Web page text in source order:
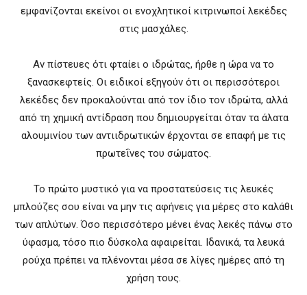
εμφανίζονται εκείνοι οι ενοχλητικοί κιτρινωποί λεκέδες
στις μασχάλες.
Αν πίστευες ότι φταίει ο ιδρώτας, ήρθε η ώρα να το
ξανασκεφτείς. Οι ειδικοί εξηγούν ότι οι περισσότεροι
λεκέδες δεν προκαλούνται από τον ίδιο τον ιδρώτα, αλλά
από τη χημική αντίδραση που δημιουργείται όταν τα άλατα
αλουμινίου των αντιιδρωτικών έρχονται σε επαφή με τις
πρωτεΐνες του σώματος.
Το πρώτο μυστικό για να προστατεύσεις τις λευκές
μπλούζες σου είναι να μην τις αφήνεις για μέρες στο καλάθι
των απλύτων. Όσο περισσότερο μένει ένας λεκές πάνω στο
ύφασμα, τόσο πιο δύσκολα αφαιρείται. Ιδανικά, τα λευκά
ρούχα πρέπει να πλένονται μέσα σε λίγες ημέρες από τη
χρήση τους.